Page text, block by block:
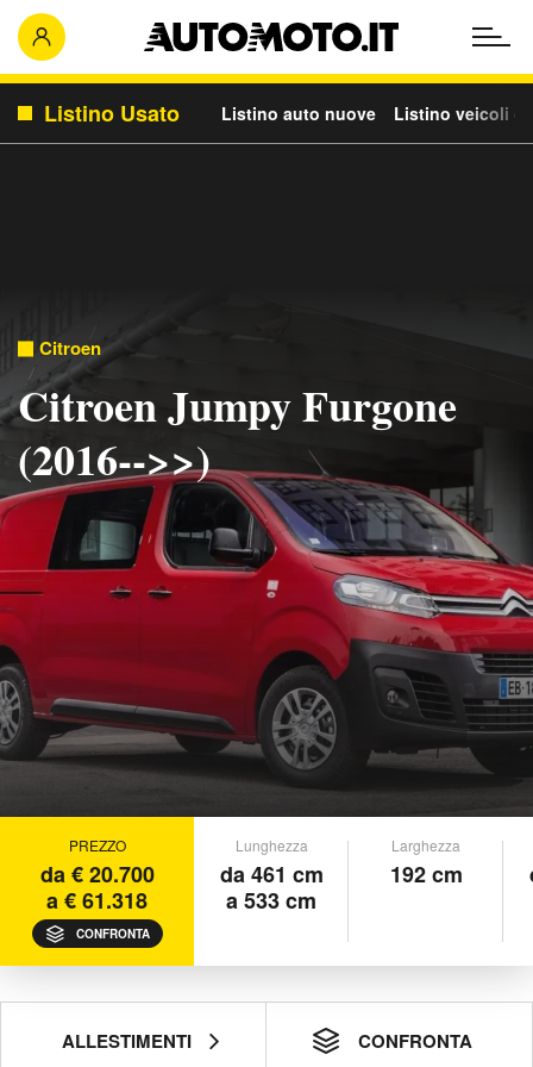
Listino Usato Listino auto nuove Listino veicoli
Citroen
Citroen Jumpy Furgone
(2016-->>)
PREZZO
da € 20.700
a € 61.318
CONFRONTA
Lunghezza
da 461 cm
a 533 cm
Larghezza
192 cm
ALLESTIMENTI CONFRONTA